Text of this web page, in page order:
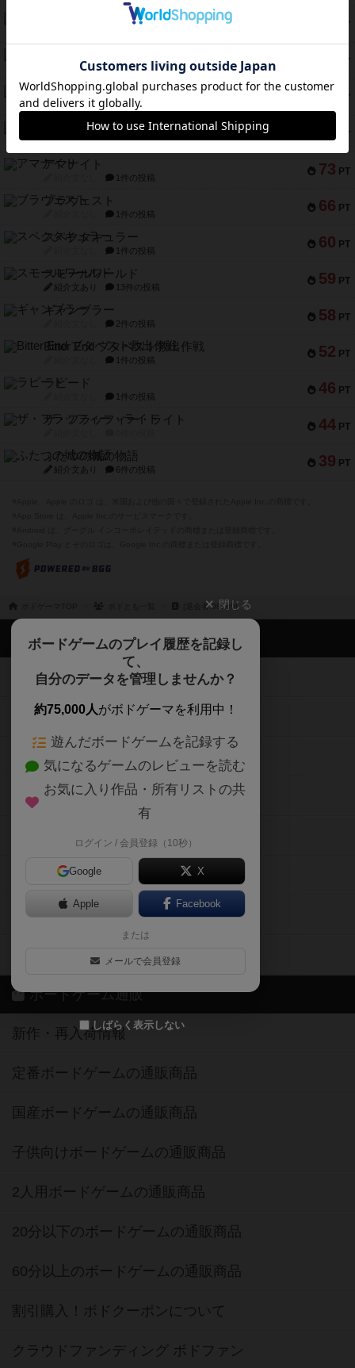
PT
テンプテーション
PT
紹介文あり 2件の投稿
75 PT
宵と暁の呪文書
紹介文あり 8件の投稿
PT
リスボン・トラム 28
紹介文あり 9件の投稿
73 PT
アマナイト
1件の投稿
66 PT
ブラヴェスト
1件の投稿
60 PT
スペクタキュラー
1件の投稿
59 PT
スモールワールド
紹介文あり 13件の投稿
58 PT
ギャンブラー
2件の投稿
52 PT
Bitter End ブタペスト救出作戦
1件の投稿
46 PT
ラピード
1件の投稿
44 PT
ザ・フラッフィー・ライト
39 PT
ふたつの城の物語
紹介文あり 6件の投稿
[退会者:98289]
閉じる
ボードゲームのプレイ履歴を記録し
て、
自分のデータを管理しませんか？
約75,000人がボドゲーマを利用中！
遊んだボードゲームを記録する
気になるゲームのレビューを読む
お気に入り作品・所有リストの共
有
ログイン / 会員登録（10秒）
Google X
Apple Facebook
または
メールで会員登録
しばらく表示しない
ボドゲーマTOP
ボードゲームを検索する
ボードゲームの新着レビュー
ボードゲーム会情報
メカニクス特集
掲示板・トピックス
ボドとも・会員一覧
ボードゲーム業界コラム
ボドゲーマご利用案内
ボードゲーム通販
新作・再入荷情報
定番ボードゲームの通販商品
国産ボードゲームの通販商品
子供向けボードゲームの通販商品
2人用ボードゲームの通販商品
20分以下のボードゲームの通販商品
60分以上のボードゲームの通販商品
割引購入！ボドクーポンについて
クラウドファンディング ボドファン